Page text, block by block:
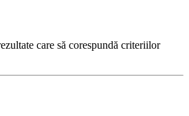
care să corespundă criteriilor